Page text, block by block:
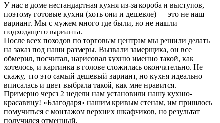
У нас в доме нестандартная кухня из-за короба и выступов,
поэтому готовые кухни (хоть они и дешевле) — это не наш
вариант. Мы с мужем много где были, но не нашли
подходящего варианта.
После всех походов по торговым центрам мы решили делать
на заказ под наши размеры. Вызвали замерщика, он все
обмерил, посчитал, нарисовал кухню именно такой, как
хотелось, и картинка в голове сложилась окончательно. Не
скажу, что это самый дешевый вариант, но кухня идеально
вписалась и цвет выбрала такой, как мне нравится.
Примерно через 2 недели нам установили нашу кухню-
красавицу! «Благодаря» нашим кривым стенам, им пришлось
помучиться с монтажом верхних шкафчиков, но результат
получился отменный.